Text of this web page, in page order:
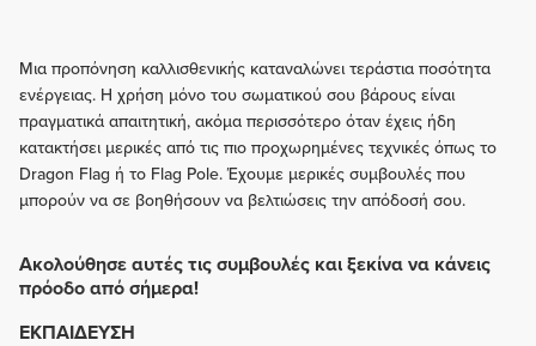
Μια προπόνηση καλλισθενικής καταναλώνει τεράστια ποσότητα
ενέργειας. Η χρήση μόνο του σωματικού σου βάρους είναι
πραγματικά απαιτητική, ακόμα περισσότερο όταν έχεις ήδη
κατακτήσει μερικές από τις πιο προχωρημένες τεχνικές όπως το
Dragon Flag ή το Flag Pole. Έχουμε μερικές συμβουλές που
μπορούν να σε βοηθήσουν να βελτιώσεις την απόδοσή σου.
Ακολούθησε αυτές τις συμβουλές και ξεκίνα να κάνεις
πρόοδο από σήμερα!
ΕΚΠΑΊΔΕΥΣΗ